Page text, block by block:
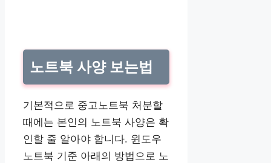
노트북 사양 보는법
기본적으로 중고노트북 처분할
때에는 본인의 노트북 사양은 확
인할 줄 알아야 합니다. 윈도우
노트북 기준 아래의 방법으로 노